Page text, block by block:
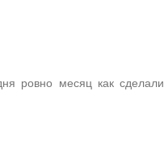
ровно месяц как сделали